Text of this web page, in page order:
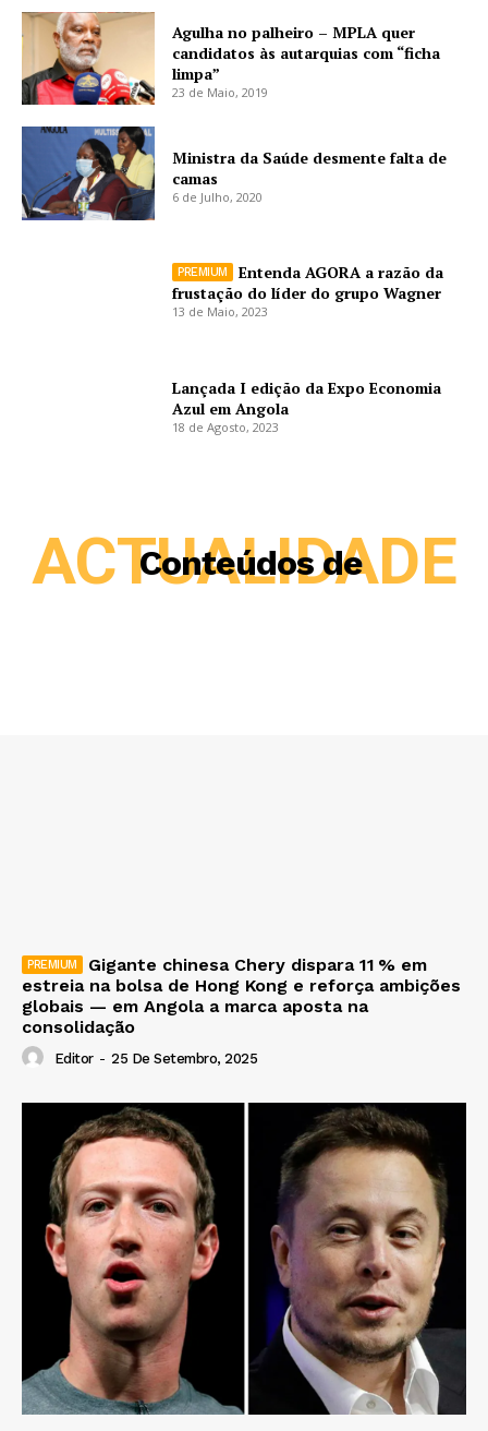
Agulha no palheiro – MPLA quer
candidatos às autarquias com “ficha
limpa”
23 de Maio, 2019
Ministra da Saúde desmente falta de
camas
6 de Julho, 2020
Entenda AGORA a razão da
frustação do líder do grupo Wagner
13 de Maio, 2023
Lançada I edição da Expo Economia
Azul em Angola
18 de Agosto, 2023
Conteúdos de
ACTUALIDADE
Gigante chinesa Chery dispara 11 % em
estreia na bolsa de Hong Kong e reforça ambições
globais — em Angola a marca aposta na
consolidação
Editor - 25 De Setembro, 2025